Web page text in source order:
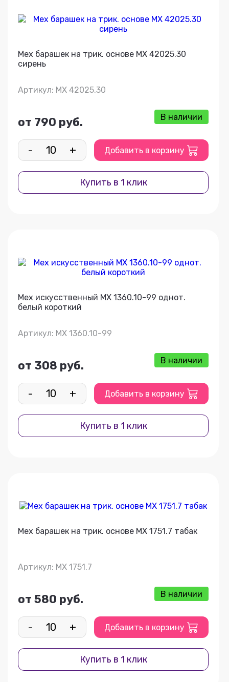
Мех барашек на трик. основе МХ 42025.30
сирень
Артикул: МХ 42025.30
от 790 руб. В наличии
- + Добавить в корзину
Купить в 1 клик
Мех искусственный МХ 1360.10-99 однот.
белый короткий
Артикул: МХ 1360.10-99
от 308 руб. В наличии
- + Добавить в корзину
Купить в 1 клик
Мех барашек на трик. основе МХ 1751.7 табак
Артикул: МХ 1751.7
от 580 руб. В наличии
- + Добавить в корзину
Купить в 1 клик